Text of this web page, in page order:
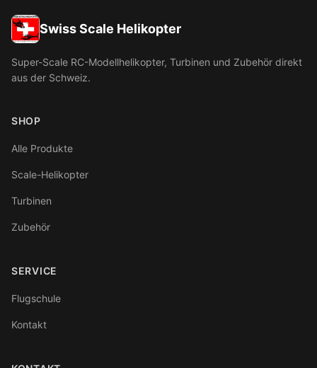
Swiss Scale Helikopter
Super-Scale RC-Modellhelikopter, Turbinen und Zubehör direkt
aus der Schweiz.
SHOP
Alle Produkte
Scale-Helikopter
Turbinen
Zubehör
SERVICE
Flugschule
Kontakt